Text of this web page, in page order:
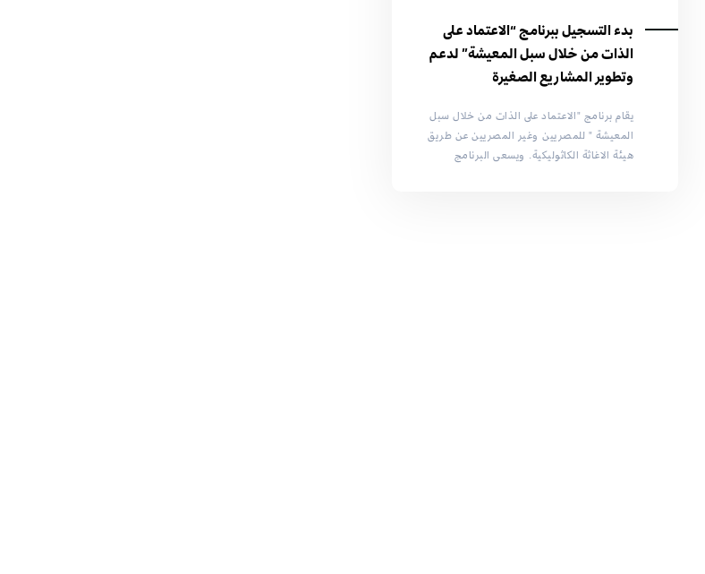
بدء التسجيل ببرنامج “الاعتماد على
الذات من خلال سبل المعيشة” لدعم
وتطوير المشاريع الصغيرة
يقام برنامج "الاعتماد على الذات من خلال سبل
المعيشة " للمصريين وغير المصريين عن طريق
هيئة الاغاثة الكاثوليكية. ويسعى البرنامج